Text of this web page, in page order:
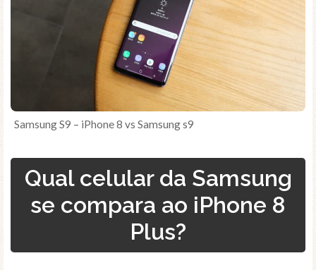
Samsung S9 – iPhone 8 vs Samsung s9
Qual celular da Samsung
se compara ao iPhone 8
Plus?